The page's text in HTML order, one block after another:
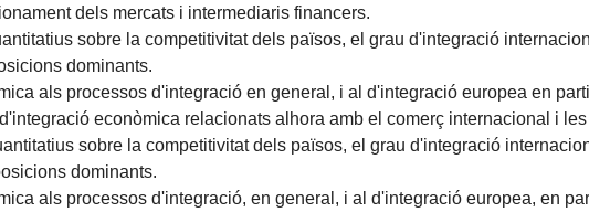
dels mercats i intermediaris financers.
sobre la competitivitat dels països, el grau d'integració
dominants.
als processos d'integració en general, i al d'integració europea en
econòmica relacionats alhora amb el comerç internacional i
sobre la competitivitat dels països, el grau d'integració
dominants.
als processos d'integració, en general, i al d'integració europea, en